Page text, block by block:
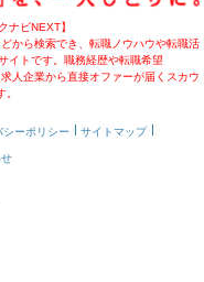
ナビNEXT】
から検索でき、転職ノウハウや転職活
イトです。職務経歴や転職希望
人企業から直接オファーが届くスカウ
ーポリシー サイトマップ